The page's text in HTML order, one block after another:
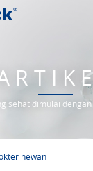
sehat dimulai
hewan